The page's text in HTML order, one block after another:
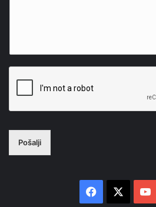
Pošalji
Facebook